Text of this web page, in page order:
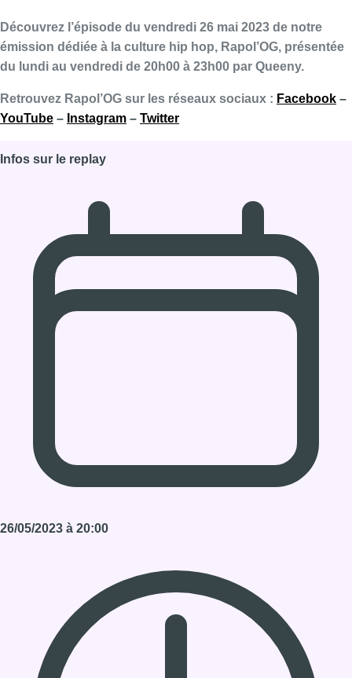
Découvrez l’épisode du vendredi 26 mai 2023 de notre
émission dédiée à la culture hip hop, Rapol’OG, présentée
du lundi au vendredi de 20h00 à 23h00 par Queeny.
Retrouvez Rapol’OG sur les réseaux sociaux : Facebook –
YouTube – Instagram – Twitter
Infos sur le replay
26/05/2023 à 20:00